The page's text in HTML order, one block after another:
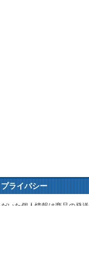
プライバシー
いた個人情報は商品の発送